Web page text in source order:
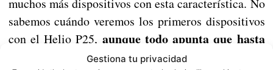
Gestiona tu privacidad
sabemos cuándo veremos los primeros dispositivos
con el Helio P25, aunque todo apunta que hasta
la segunda mitad del año no habrá terminales en